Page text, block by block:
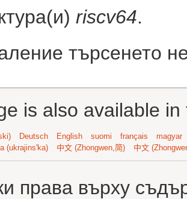
riscv64.
търсенето
is also available
Deutsch English suomi français
magyar
(ukrajins'ka) 中文 (Zhongwen,简) 中文
права върху